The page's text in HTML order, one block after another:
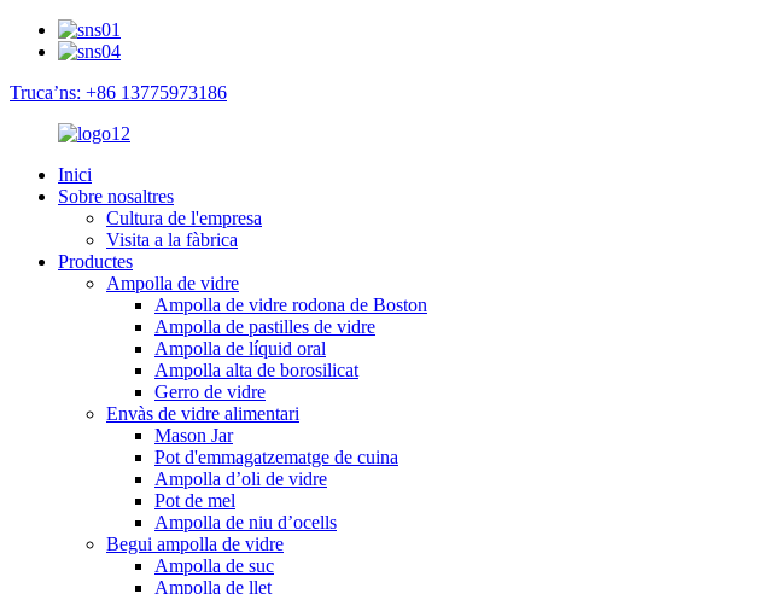
Truca’ns: +86 13775973186
Inici
Sobre nosaltres
Cultura de l'empresa
Visita a la fàbrica
Productes
Ampolla de vidre
Ampolla de vidre rodona de Boston
Ampolla de pastilles de vidre
Ampolla de líquid oral
Ampolla alta de borosilicat
Gerro de vidre
Envàs de vidre alimentari
Mason Jar
Pot d'emmagatzematge de cuina
Ampolla d’oli de vidre
Pot de mel
Ampolla de niu d’ocells
Begui ampolla de vidre
Ampolla de suc
Ampolla de llet